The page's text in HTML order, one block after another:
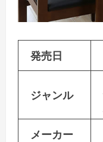
発売日
ジャンル
メーカー